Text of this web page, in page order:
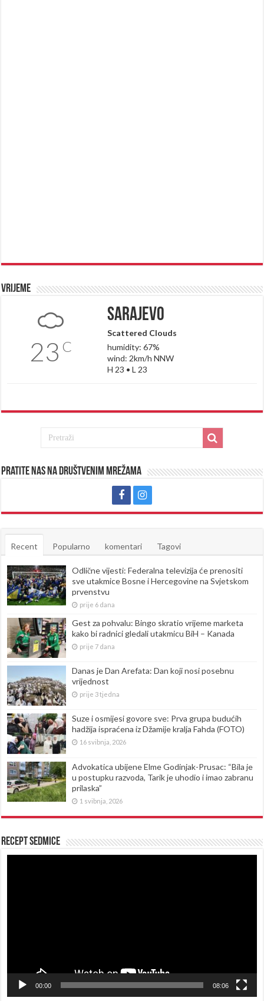
Vrijeme
23 C
Sarajevo
Scattered Clouds
humidity: 67%
wind: 2km/h NNW
H 23 • L 23
Pratite nas na društvenim mrežama
Recent Popularno komentari Tagovi
Odlične vijesti: Federalna televizija će prenositi
sve utakmice Bosne i Hercegovine na Svjetskom
prvenstvu
prije 6 dana
Gest za pohvalu: Bingo skratio vrijeme marketa
kako bi radnici gledali utakmicu BiH – Kanada
prije 7 dana
Danas je Dan Arefata: Dan koji nosi posebnu
vrijednost
prije 3 tjedna
Suze i osmijesi govore sve: Prva grupa budućih
hadžija ispraćena iz Džamije kralja Fahda (FOTO)
16 svibnja, 2026
Advokatica ubijene Elme Godinjak-Prusac: “Bila je
u postupku razvoda, Tarik je uhodio i imao zabranu
prilaska”
1 svibnja, 2026
Recept sedmice
00:00 08:06